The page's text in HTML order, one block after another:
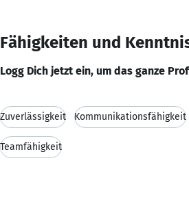
Fähigkeiten und
Logg Dich jetzt ein, um das ganze
Zuverlässigkeit Kommunikationsfähigkeit
Teamfähigkeit